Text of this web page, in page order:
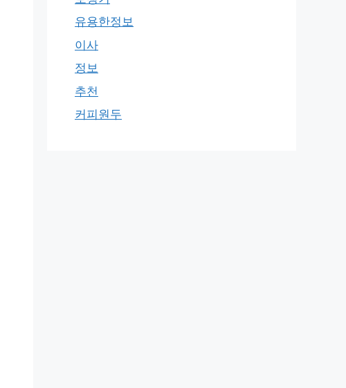
유용한정보
이사
정보
추천
커피원두